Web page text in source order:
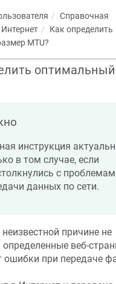
Справочная
Интернет
Как определить
MTU?
инструкция
в том случае, если
с
данных по сети.
причине не
веб-
ошибки при передаче